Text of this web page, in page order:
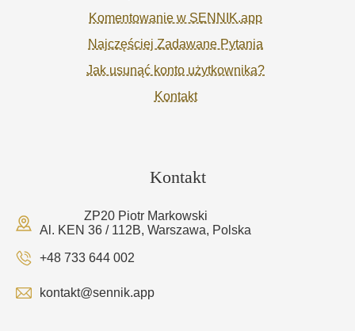
Komentowanie w SENNIK.app
Najczęściej Zadawane Pytania
Jak usunąć konto użytkownika?
Kontakt
Kontakt
ZP20 Piotr Markowski
Al. KEN 36 / 112B, Warszawa, Polska
+48 733 644 002
kontakt@sennik.app